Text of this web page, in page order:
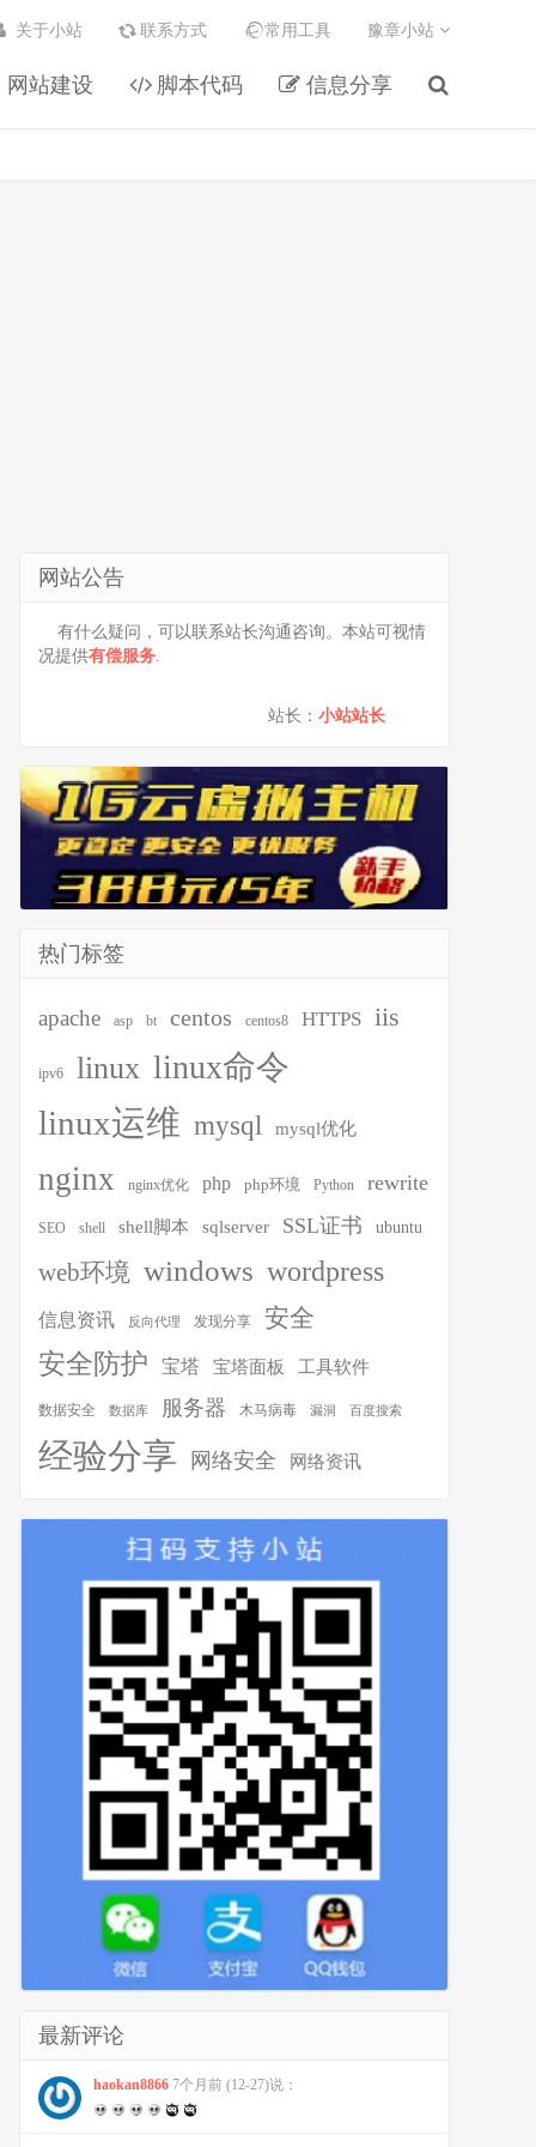
网站建设 脚本代码 信息分享
关于小站 联系方式 常用工具 豫章小站
网站公告
有什么疑问，可以联系站长沟通咨询。本站可视情
况提供有偿服务.
站长： 小站站长
热门标签
apache asp bt centos centos8 HTTPS iis
ipv6 linux linux命令
linux运维 mysql mysql优化
nginx nginx优化 php php环境 Python rewrite
SEO shell shell脚本 sqlserver SSL证书 ubuntu
web环境 windows wordpress
信息资讯 反向代理 发现分享 安全
安全防护 宝塔 宝塔面板 工具软件
数据安全 数据库 服务器 木马病毒 漏洞 百度搜索
经验分享 网络安全 网络资讯
最新评论
haokan8866 7个月前 (12-27)说：